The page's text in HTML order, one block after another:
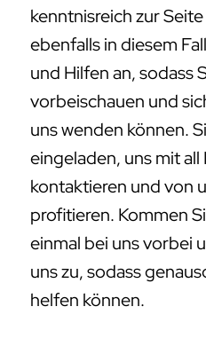
kenntnisreich zur
ebenfalls in diesem
und Hilfen an, sodass
vorbeischauen und
uns wenden können.
eingeladen, uns mit all
kontaktieren und von
profitieren. Kommen
einmal bei uns vorbei
uns zu, sodass
helfen können.